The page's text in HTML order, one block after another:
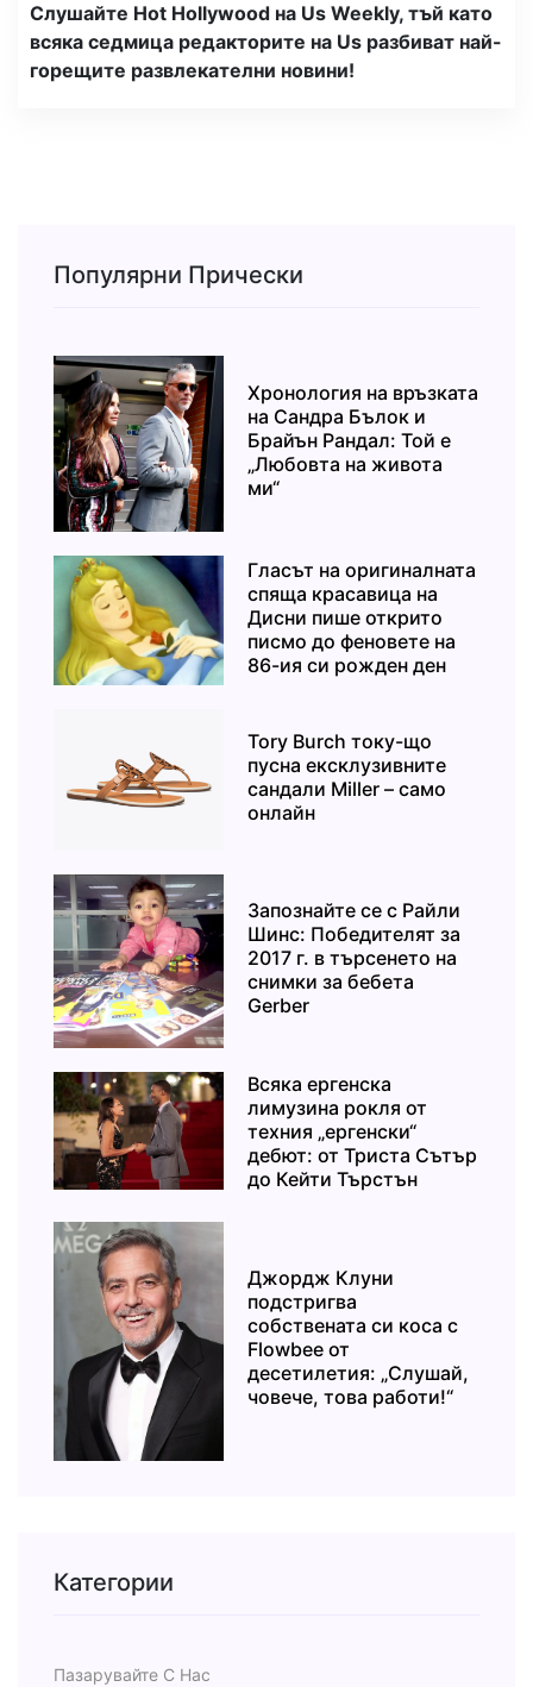
Слушайте Hot Hollywood на Us Weekly, тъй като
всяка седмица редакторите на Us разбиват най-
горещите развлекателни новини!
Популярни Прически
Хронология на връзката
на Сандра Бълок и
Брайън Рандал: Той е
„Любовта на живота
ми“
Гласът на оригиналната
спяща красавица на
Дисни пише открито
писмо до феновете на
86-ия си рожден ден
Tory Burch току-що
пусна ексклузивните
сандали Miller – само
онлайн
Запознайте се с Райли
Шинс: Победителят за
2017 г. в търсенето на
снимки за бебета
Gerber
Всяка ергенска
лимузина рокля от
техния „ергенски“
дебют: от Триста Сътър
до Кейти Търстън
Джордж Клуни
подстригва
собствената си коса с
Flowbee от
десетилетия: „Слушай,
човече, това работи!“
Категории
Пазарувайте С Нас